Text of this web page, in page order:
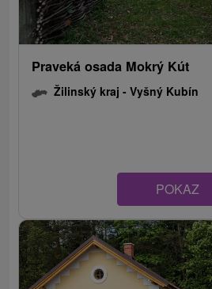
Praveká osada Mokrý Kút
Žilinský kraj -Vyšný Kubín
POKAZ